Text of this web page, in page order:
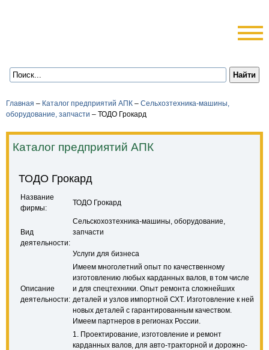
Главная – Каталог предприятий АПК – Сельхозтехника-машины,
оборудование, запчасти – ТОДО Грокард
Каталог предприятий АПК
ТОДО Грокард
Название
фирмы:
ТОДО Грокард
Вид
деятельности:
Сельскохозтехника-машины, оборудование,
запчасти
Услуги для бизнеса
Описание
деятельности:
Имеем многолетний опыт по качественному
изготовлению любых карданных валов, в том числе
и для спецтехники. Опыт ремонта сложнейших
деталей и узлов импортной СХТ. Изготовление к ней
новых деталей с гарантированным качеством.
Имеем партнеров в регионах России.
1. Проектирование, изготовление и ремонт
карданных валов, для авто-тракторной и дорожно-